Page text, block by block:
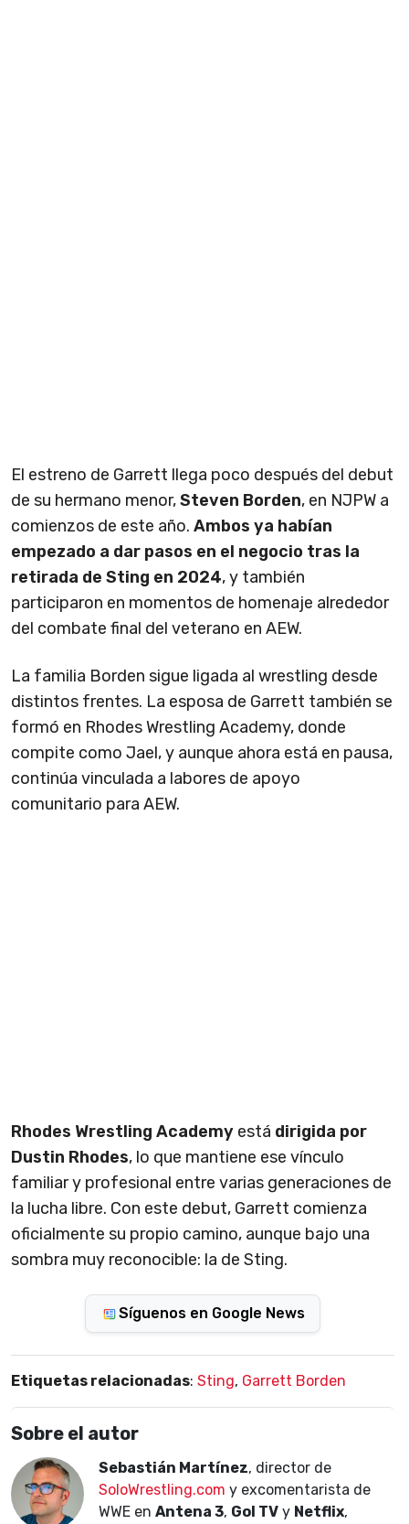
El estreno de Garrett llega poco después del debut
de su hermano menor,Steven Borden, en NJPW a
comienzos de este año. Ambos ya habían
empezado a dar pasos en el negocio tras la
retirada de Sting en 2024, y también
participaron en momentos de homenaje alrededor
del combate final del veterano en AEW.
La familia Borden sigue ligada al wrestling desde
distintos frentes. La esposa de Garrett también se
formó en Rhodes Wrestling Academy, donde
compite como Jael, y aunque ahora está en pausa,
continúa vinculada a labores de apoyo
comunitario para AEW.
Rhodes Wrestling Academy está dirigida por
Dustin Rhodes, lo que mantiene ese vínculo
familiar y profesional entre varias generaciones de
la lucha libre. Con este debut, Garrett comienza
oficialmente su propio camino, aunque bajo una
sombra muy reconocible: la de Sting.
Síguenos en Google News
Etiquetas relacionadas: Sting, Garrett Borden
Sobre el autor
Sebastián Martínez, director de
SoloWrestling.com y excomentarista de
WWE en Antena 3, Gol TV y Netflix,